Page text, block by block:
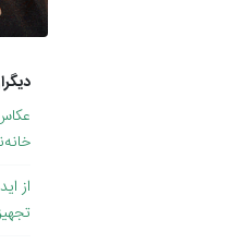
از